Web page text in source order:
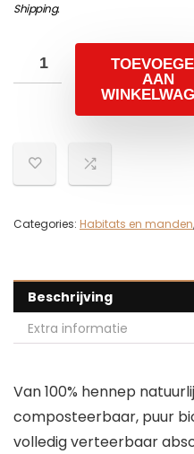
Shipping.
AAN
Categories: Habitats en manden,
Beschrijving
Extra informatie
Van 100% hennep
composteerbaar, puur
volledig verteerbaar